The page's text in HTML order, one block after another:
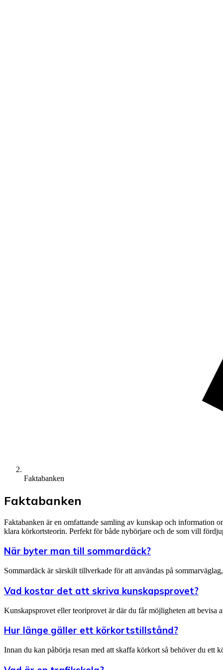
Faktabanken
Faktabanken
Faktabanken är en omfattande samling av kunskap och information
klara körkortsteorin. Perfekt för både nybörjare och de som vill
När byter man till sommardäck?
Sommardäck är särskilt tillverkade för att användas på
Vad kostar det att skriva kunskapsprovet?
Kunskapsprovet eller teoriprovet är där du får möjligheten att bevisa
Hur länge gäller ett körkortstillstånd?
Innan du kan påbörja resan med att skaffa körkort så behöver du